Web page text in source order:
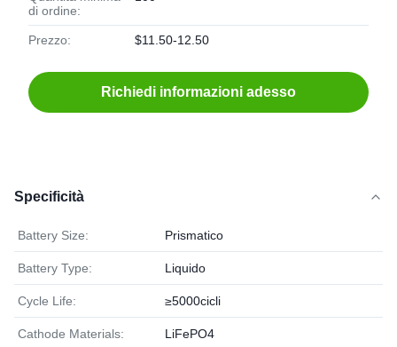
di ordine:
Prezzo: $11.50-12.50
Richiedi informazioni adesso
Specificità
Battery Size: Prismatico
Battery Type: Liquido
Cycle Life: ≥5000cicli
Cathode Materials: LiFePO4